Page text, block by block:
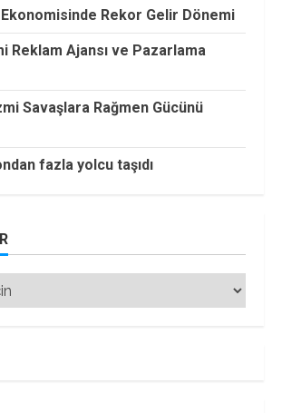
Rekor Gelir Dönemi
Reklam Ajansı ve Pazarlama
Savaşlara Rağmen Gücünü
fazla yolcu taşıdı